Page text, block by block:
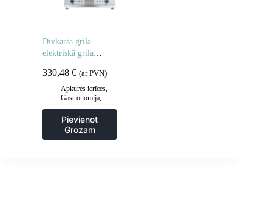
Divkāršā grila
elektriskā grila
330,48 € (ar PVN)
Apkures ierīces,
Gastronomija,
sildīšanas
plāksnes,Grila
šķīvji,Virtuve
Pievienot
Grozam